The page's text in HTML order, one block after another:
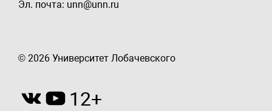
Эл. почта: unn@unn.ru
© 2026 Университет Лобачевского
12+